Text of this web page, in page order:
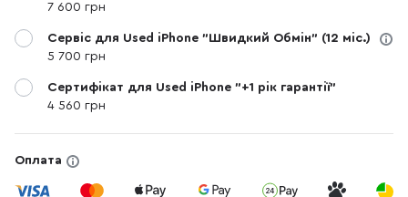
7 600 грн
Сервіс для Used iPhone "Швидкий Обмін" (12 міс.)
5 700 грн
Сертифікат для Used iPhone "+1 рік гарантії"
4 560 грн
Оплата